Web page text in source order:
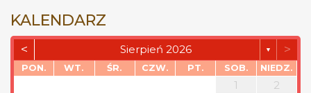
KALENDARZ
< Sierpień 2026 ▼ >
PON. WT. ŚR. CZW. PT. SOB. NIEDZ.
1
2